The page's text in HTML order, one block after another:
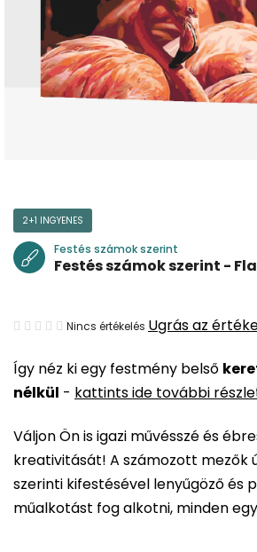
Így néz ki egy festmény belső
nélkül - kattints ide további
Váljon Ön is igazi művésszé és
kreativitását! A számozott mezők
szerinti kifestésével lenyűgöző és
műalkotást fog alkotni, minden
2+1 INGYENES
Festés számok szerint
Festés számok szerint -
A
átlagos
értékelése
ből
0,0
csillag.
Nincs értékelés Ugrás az